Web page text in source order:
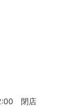
閉店